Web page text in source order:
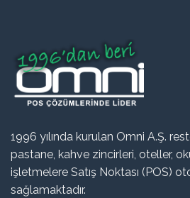
1996 yılında kurulan Omni A.Ş.
pastane, kahve zincirleri, oteller,
işletmelere Satış Noktası (POS)
sağlamaktadır.